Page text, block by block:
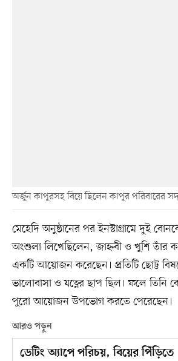
অর্জুন কাপুরসহ বিয়ে ছিলেন কাপুর পরিবারের
মেহেদি অনুষ্ঠানের পর ইনস্টাগ্রামে দুই
অংশুলা লিখেছিলেন, জাহ্নবী ও খুশি তাঁর
একটি আয়োজন করেছেন। প্রতিটি ছোট্ট
ভালোবাসা ও যত্নের ছাপ ছিল। ফলে তিনি
পুরো আয়োজন উপভোগ করতে পেরেছেন।
আরও পড়ুন
ডেটিং অ্যাপে পরিচয়, বিয়ের পিঁড়িতে